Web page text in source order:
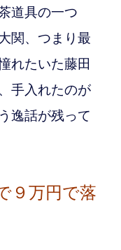
道具の一つ
関、つまり最
れたいた藤田
手入れたのが
逸話が残って
９万円で落